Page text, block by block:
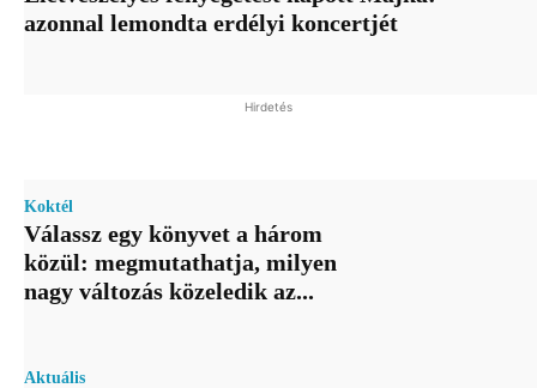
azonnal lemondta erdélyi koncertjét
Hirdetés
Koktél
Válassz egy könyvet a három
közül: megmutathatja, milyen
nagy változás közeledik az...
Aktuális